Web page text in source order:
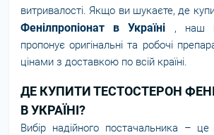
витривалості. Якщо ви шукаєте, де
Фенілпропіонат в Україні
, наш
пропонує оригінальні та робочі
цінами з доставкою по всій країні.
ДЕ КУПИТИ ТЕСТОСТЕРОН
В УКРАЇНІ?
Вибір надійного постачальника – це